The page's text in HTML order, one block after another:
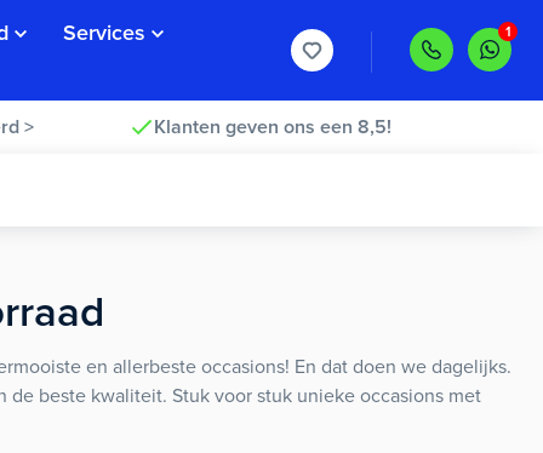
Services
> Klanten geven ons een 8,5!
en allerbeste occasions! En dat doen we dagelijks.
beste kwaliteit. Stuk voor stuk unieke occasions met